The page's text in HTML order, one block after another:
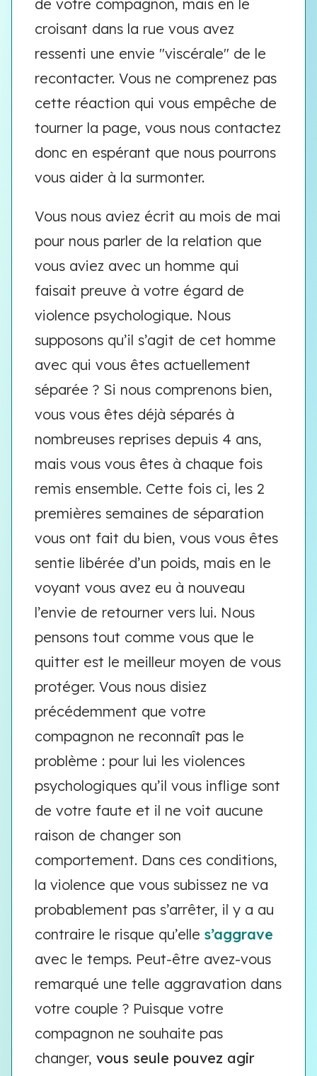
de votre compagnon, mais en le
croisant dans la rue vous avez
ressenti une envie "viscérale" de le
recontacter. Vous ne comprenez pas
cette réaction qui vous empêche de
tourner la page, vous nous contactez
donc en espérant que nous pourrons
vous aider à la surmonter.
Vous nous aviez écrit au mois de mai
pour nous parler de la relation que
vous aviez avec un homme qui
faisait preuve à votre égard de
violence psychologique. Nous
supposons qu’il s’agit de cet homme
avec qui vous êtes actuellement
séparée ? Si nous comprenons bien,
vous vous êtes déjà séparés à
nombreuses reprises depuis 4 ans,
mais vous vous êtes à chaque fois
remis ensemble. Cette fois ci, les 2
premières semaines de séparation
vous ont fait du bien, vous vous êtes
sentie libérée d’un poids, mais en le
voyant vous avez eu à nouveau
l’envie de retourner vers lui. Nous
pensons tout comme vous que le
quitter est le meilleur moyen de vous
protéger. Vous nous disiez
précédemment que votre
compagnon ne reconnaît pas le
problème : pour lui les violences
psychologiques qu’il vous inflige sont
de votre faute et il ne voit aucune
raison de changer son
comportement. Dans ces conditions,
la violence que vous subissez ne va
probablement pas s’arrêter, il y a au
contraire le risque qu’elle s’aggrave
avec le temps. Peut-être avez-vous
remarqué une telle aggravation dans
votre couple ? Puisque votre
compagnon ne souhaite pas
changer, vous seule pouvez agir